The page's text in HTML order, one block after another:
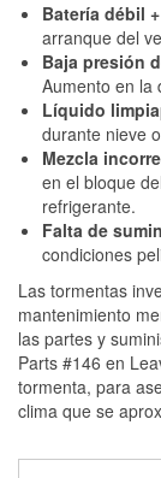
Batería débil
arranque del
Baja presión
Aumento en la
Líquido
durante nieve
Mezcla
en el bloque
refrigerante.
Falta de
condiciones
Las tormentas
mantenimiento
las partes y
Parts #146 en
tormenta, para
clima que se